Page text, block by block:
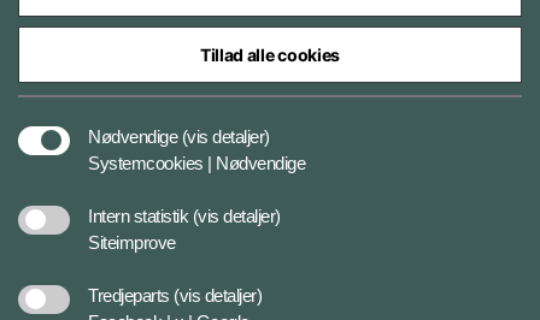
Styrelser og myndigheder under Forsvarsministeriet
Tillad alle cookies
Nødvendige (vis detaljer)
Systemcookies | Nødvendige
Intern statistik (vis detaljer)
Siteimprove
Tredjeparts (vis detaljer)